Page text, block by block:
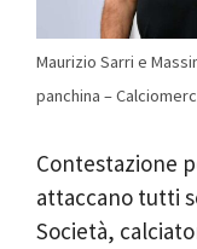
Maurizio Sarri e
panchina –
Contestazione
attaccano tutti
Società,